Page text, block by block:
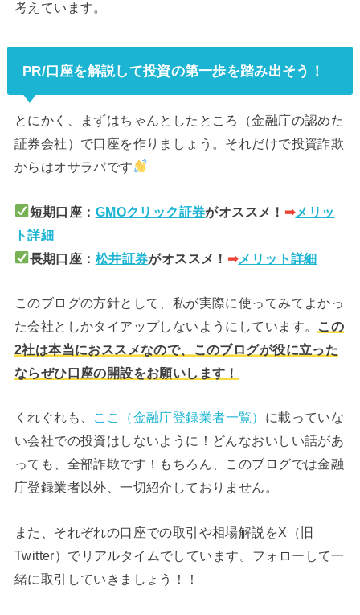
考えています。
PR/口座を解説して投資の第一歩を踏み出そう！
とにかく、まずはちゃんとしたところ（金融庁の認めた
証券会社）で口座を作りましょう。それだけで投資詐欺
からはオサラバです
短期口座： GMOクリック証券がオススメ！ ➡︎メリッ
ト詳細
長期口座： 松井証券がオススメ！ ➡︎メリット詳細
このブログの方針として、私が実際に使ってみてよかっ
た会社としかタイアップしないようにしています。 この
2社は本当におススメなので、このブログが役に立った
ならぜひ口座の開設をお願いします！
くれぐれも、 ここ（金融庁登録業者一覧） に載っていな
い会社での投資はしないように！どんなおいしい話があ
っても、全部詐欺です！もちろん、このブログでは金融
庁登録業者以外、一切紹介しておりません。
また、それぞれの口座での取引や相場解説をX（旧
Twitter）でリアルタイムでしています。フォローして一
緒に取引していきましょう！！